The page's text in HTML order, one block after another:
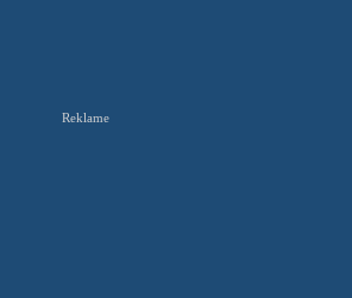
Reklame